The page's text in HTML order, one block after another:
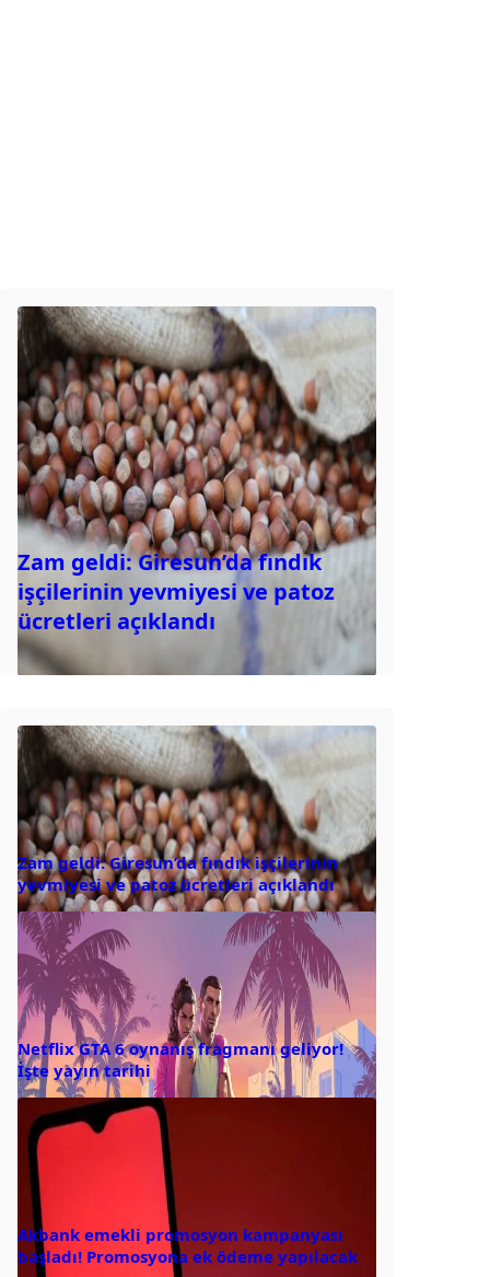
Zam geldi: Giresun’da fındık
işçilerinin yevmiyesi ve patoz
ücretleri açıklandı
Zam geldi: Giresun’da fındık işçilerinin
yevmiyesi ve patoz ücretleri açıklandı
Netflix GTA 6 oynanış fragmanı geliyor!
İşte yayın tarihi
Akbank emekli promosyon kampanyası
başladı! Promosyona ek ödeme yapılacak